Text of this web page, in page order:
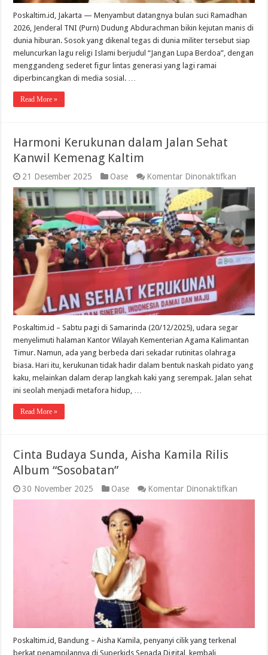
Poskaltim.id, Jakarta — Menyambut datangnya bulan suci Ramadhan
2026, Jenderal TNI (Purn) Dudung Abdurachman bikin kejutan manis di
dunia hiburan. Sosok yang dikenal tegas di dunia militer tersebut siap
meluncurkan lagu religi Islami berjudul “Jangan Lupa Berdoa”, dengan
menggandeng sederet figur lintas generasi yang lagi ramai
diperbincangkan di media sosial. …
Read More »
Harmoni Kerukunan dalam Jalan Sehat
Kanwil Kemenag Kaltim
21 Desember 2025 Oase Komentar Dinonaktifkan
Harmoni
dalam
Jalan
Sehat
Kanwil
Kaltim
Poskaltim.id – Sabtu pagi di Samarinda (20/12/2025), udara segar
menyelimuti halaman Kantor Wilayah Kementerian Agama Kalimantan
Timur. Namun, ada yang berbeda dari sekadar rutinitas olahraga
biasa. Hari itu, kerukunan tidak hadir dalam bentuk naskah pidato yang
kaku, melainkan dalam derap langkah kaki yang serempak. Jalan sehat
ini seolah menjadi metafora hidup, …
Read More »
Cinta Budaya Sunda, Aisha Kamila Rilis
Album “Sosobatan”
30 November 2025 Oase Komentar Dinonaktifkan
Cinta
Poskaltim.id, Bandung – Aisha Kamila, penyanyi cilik yang terkenal
berkat penampilannya di Superkids Senada Digital, kembali